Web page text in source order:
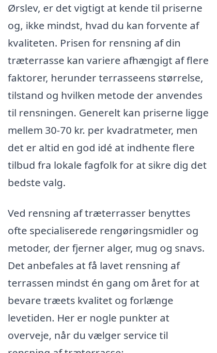
Ørslev, er det vigtigt at kende til priserne
og, ikke mindst, hvad du kan forvente af
kvaliteten. Prisen for rensning af din
træterrasse kan variere afhængigt af flere
faktorer, herunder terrasseens størrelse,
tilstand og hvilken metode der anvendes
til rensningen. Generelt kan priserne ligge
mellem 30-70 kr. per kvadratmeter, men
det er altid en god idé at indhente flere
tilbud fra lokale fagfolk for at sikre dig det
bedste valg.
Ved rensning af træterrasser benyttes
ofte specialiserede rengøringsmidler og
metoder, der fjerner alger, mug og snavs.
Det anbefales at få lavet rensning af
terrassen mindst én gang om året for at
bevare træets kvalitet og forlænge
levetiden. Her er nogle punkter at
overveje, når du vælger service til